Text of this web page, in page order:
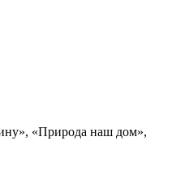
«Природа наш дом»,